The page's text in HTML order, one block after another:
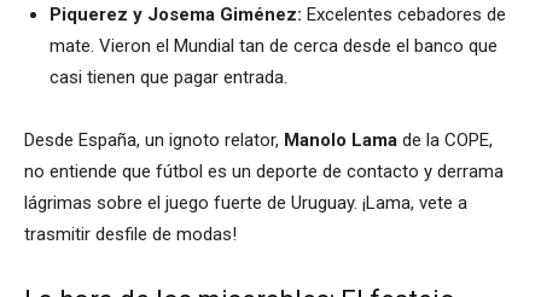
Piquerez y Josema Giménez: Excelentes cebadores de
mate. Vieron el Mundial tan de cerca desde el banco que
casi tienen que pagar entrada.
Desde España, un ignoto relator, Manolo Lama de la COPE,
no entiende que fútbol es un deporte de contacto y derrama
lágrimas sobre el juego fuerte de Uruguay. ¡Lama, vete a
trasmitir desfile de modas!